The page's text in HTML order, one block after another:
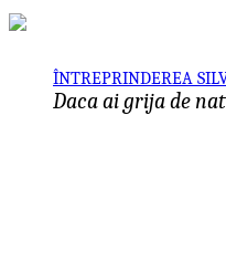
ÎNTREPRINDEREA
Daca ai grija de